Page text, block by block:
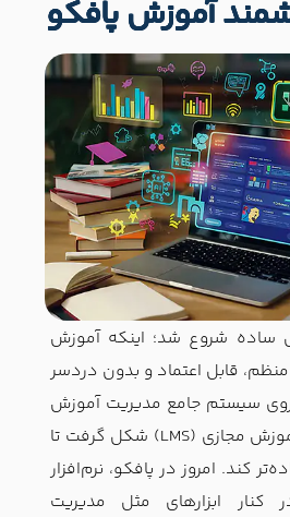
آموزش پافکو
ساده شروع شد؛ اینکه آموزش
قابل اعتماد و بدون دردسر
روی سیستم جامع مدیریت آموزش
دانشگاه و نرم‌افزار آموزش مجازی (LMS) شکل گرفت تا
کند. امروز در پافکو، نرم‌افزار
کنار ابزارهای مثل مدیریت